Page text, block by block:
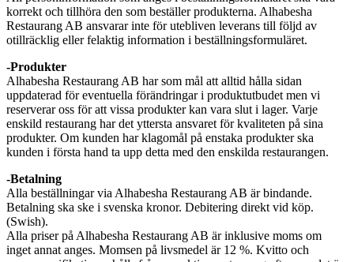
korrekt och tillhöra den som beställer produkterna. Alhabesha
Restaurang AB ansvarar inte för utebliven leverans till följd av
otillräcklig eller felaktig information i beställningsformuläret.
-Produkter
Alhabesha Restaurang AB har som mål att alltid hålla sidan
uppdaterad för eventuella förändringar i produktutbudet men vi
reserverar oss för att vissa produkter kan vara slut i lager. Varje
enskild restaurang har det yttersta ansvaret för kvaliteten på sina
produkter. Om kunden har klagomål på enstaka produkter ska
kunden i första hand ta upp detta med den enskilda restaurangen.
-Betalning
Alla beställningar via Alhabesha Restaurang AB är bindande.
Betalning ska ske i svenska kronor. Debitering direkt vid köp.
(Swish).
Alla priser på Alhabesha Restaurang AB är inklusive moms om
inget annat anges. Momsen på livsmedel är 12 %. Kvitto och